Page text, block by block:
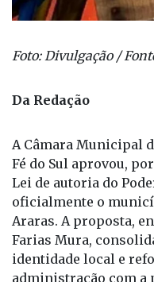
A Câmara Municipal
Fé do Sul aprovou,
Lei de autoria do
oficialmente o
Araras. A proposta,
Farias Mura,